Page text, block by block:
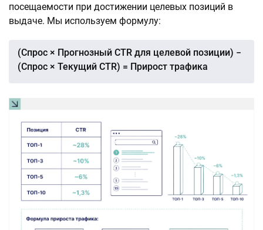
посещаемости при достижении целевых позиций в
выдаче. Мы используем формулу:
(Спрос × Прогнозный CTR для целевой позиции) −
(Спрос × Текущий CTR) = Прирост трафика